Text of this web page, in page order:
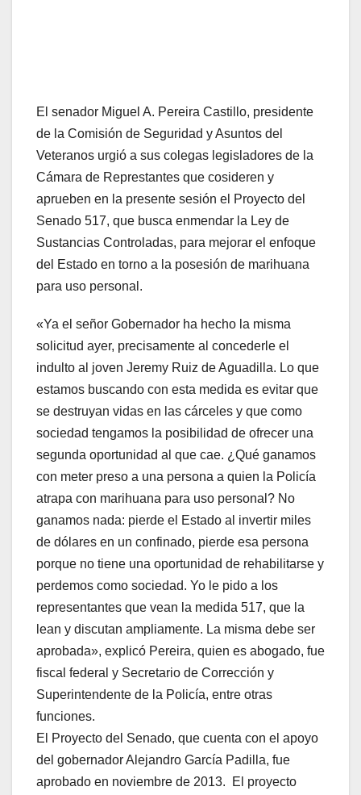
El senador Miguel A. Pereira Castillo, presidente
de la Comisión de Seguridad y Asuntos del
Veteranos urgió a sus colegas legisladores de la
Cámara de Represtantes que cosideren y
aprueben en la presente sesión el Proyecto del
Senado 517, que busca enmendar la Ley de
Sustancias Controladas, para mejorar el enfoque
del Estado en torno a la posesión de marihuana
para uso personal.
«Ya el señor Gobernador ha hecho la misma
solicitud ayer, precisamente al concederle el
indulto al joven Jeremy Ruiz de Aguadilla. Lo que
estamos buscando con esta medida es evitar que
se destruyan vidas en las cárceles y que como
sociedad tengamos la posibilidad de ofrecer una
segunda oportunidad al que cae. ¿Qué ganamos
con meter preso a una persona a quien la Policía
atrapa con marihuana para uso personal? No
ganamos nada: pierde el Estado al invertir miles
de dólares en un confinado, pierde esa persona
porque no tiene una oportunidad de rehabilitarse y
perdemos como sociedad. Yo le pido a los
representantes que vean la medida 517, que la
lean y discutan ampliamente. La misma debe ser
aprobada», explicó Pereira, quien es abogado, fue
fiscal federal y Secretario de Corrección y
Superintendente de la Policía, entre otras
funciones.
El Proyecto del Senado, que cuenta con el apoyo
del gobernador Alejandro García Padilla, fue
aprobado en noviembre de 2013. El proyecto